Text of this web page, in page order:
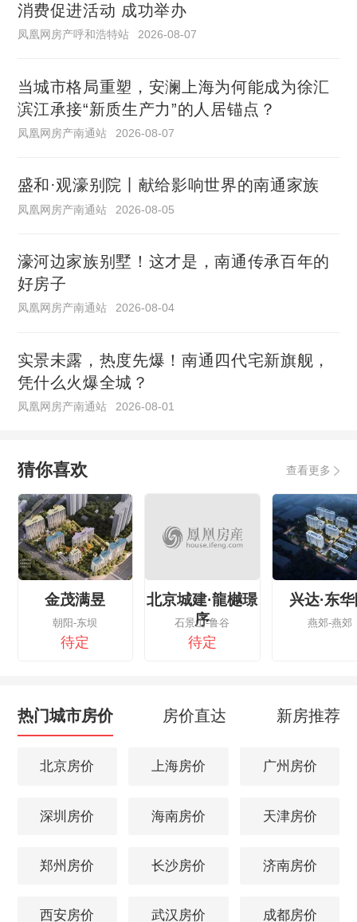
消费促进活动 成功举办
凤凰网房产呼和浩特站 2026-08-07
当城市格局重塑，安澜上海为何能成为徐汇
滨江承接“新质生产力”的人居锚点？
凤凰网房产南通站 2026-08-07
盛和·观濠别院丨献给影响世界的南通家族
凤凰网房产南通站 2026-08-05
濠河边家族别墅！这才是，南通传承百年的
好房子
凤凰网房产南通站 2026-08-04
实景未露，热度先爆！南通四代宅新旗舰，
凭什么火爆全城？
凤凰网房产南通站 2026-08-01
猜你喜欢 查看更多
金茂满昱
朝阳-东坝
待定
北京城建·龍樾璟
序
石景山-鲁谷
待定
兴达·东
燕郊-燕郊
热门城市房价 房价直达 新房推荐
北京房价 上海房价 广州房价
深圳房价 海南房价 天津房价
郑州房价 长沙房价 济南房价
西安房价 武汉房价 成都房价